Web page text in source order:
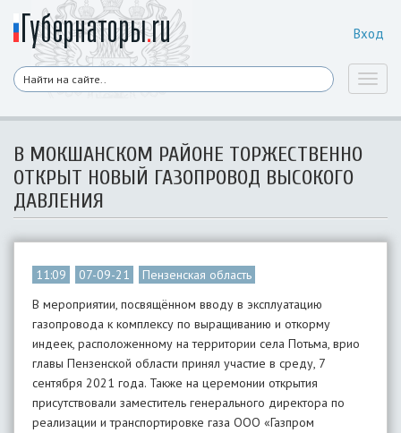
Вход
В МОКШАНСКОМ РАЙОНЕ ТОРЖЕСТВЕННО
ОТКРЫТ НОВЫЙ ГАЗОПРОВОД ВЫСОКОГО
ДАВЛЕНИЯ
11:09 07-09-21
Пензенская область
В мероприятии, посвящённом вводу в эксплуатацию
газопровода к комплексу по выращиванию и откорму
индеек, расположенному на территории села Потьма, врио
главы Пензенской области принял участие в среду, 7
сентября 2021 года. Также на церемонии открытия
присутствовали заместитель генерального директора по
реализации и транспортировке газа ООО «Газпром